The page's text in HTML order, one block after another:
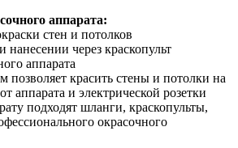
аппарата:
стен и потолков
нанесении через краскопульт
аппарата
красить стены и потолки на
аппарата и электрической розетки
подходят шланги, краскопульты,
окрасочного